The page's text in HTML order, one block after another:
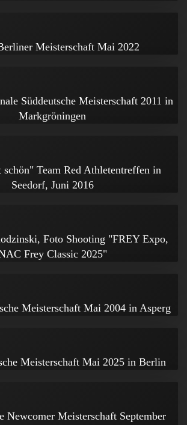
Meisterschaft Mai 2022
Süddeutsche Meisterschaft 2011 in
Markgröningen
schön" Team Red Athletentreffen in
Seedorf, Juni 2016
Foto Shooting "FREY Expo,
Frey Classic 2025"
Meisterschaft Mai 2004 in Asperg
Meisterschaft Mai 2025 in Berlin
Newcomer Meisterschaft September